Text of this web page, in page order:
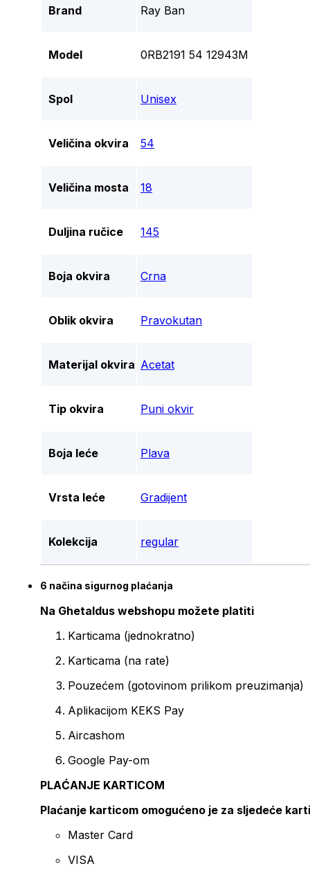
Brand Ray Ban
Model 0RB2191 54 12943M
Spol Unisex
Veličina okvira 54
Veličina mosta 18
Duljina ručice 145
Boja okvira Crna
Oblik okvira Pravokutan
Materijal okvira Acetat
Tip okvira Puni okvir
Boja leće Plava
Vrsta leće Gradijent
Kolekcija regular
6 načina sigurnog plaćanja
Na Ghetaldus webshopu možete platiti
Karticama (jednokratno)
Karticama (na rate)
Pouzećem (gotovinom prilikom preuzimanja)
Aplikacijom KEKS Pay
Aircashom
Google Pay-om
PLAĆANJE KARTICOM
Plaćanje karticom omogućeno je za sljedeće
Master Card
VISA